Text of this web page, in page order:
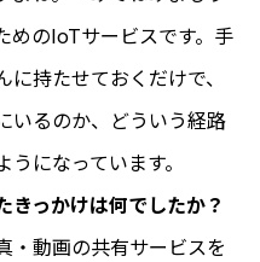
めのIoTサービスです。手
持たせておくだけで、
いるのか、どういう経路
になっています。
っかけは何でしたか？
動画の共有サービスを